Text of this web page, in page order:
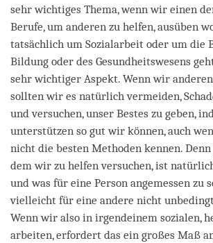
sehr wichtiges Thema, wenn wir einen
Berufe, um anderen zu helfen, ausüben
tatsächlich um Sozialarbeit oder um die
Bildung oder des Gesundheitswesens
sehr wichtiger Aspekt. Wenn wir
sollten wir es natürlich vermeiden,
und versuchen, unser Bestes zu geben,
unterstützen so gut wir können, auch
nicht die besten Methoden kennen.
dem wir zu helfen versuchen, ist
und was für eine Person angemessen zu
vielleicht für eine andere nicht
Wenn wir also in irgendeinem sozialen,
arbeiten, erfordert das ein großes Maß